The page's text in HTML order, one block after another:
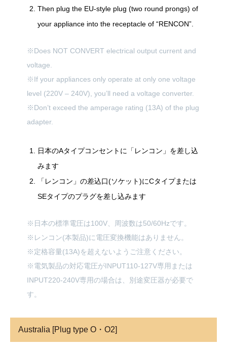
Then plug the EU-style plug (two round prongs) of
your appliance into the receptacle of “RENCON”.
※Does NOT CONVERT electrical output current and
voltage.
※If your appliances only operate at only one voltage
level (220V – 240V), you’ll need a voltage converter.
※Don’t exceed the amperage rating (13A) of the plug
adapter.
日本のAタイプコンセントに「レンコン」を差し込
みます
「レンコン」の差込口(ソケット)にCタイプまたは
SEタイプのプラグを差し込みます
※日本の標準電圧は100V、周波数は50/60Hzです。
※レンコン(本製品)に電圧変換機能はありません。
※定格容量(13A)を超えないようご注意ください。
※電気製品の対応電圧がINPUT110-127V専用または
INPUT220-240V専用の場合は、別途変圧器が必要で
す。
Australia [Plug type O・O2]